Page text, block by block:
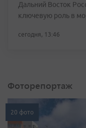
Дальний Восток
ключевую роль в
сегодня, 13:46
Фоторепортаж
20 фото